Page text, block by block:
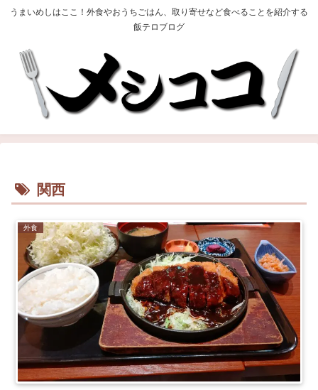
うまいめしはここ！外食やおうちごはん、取り寄せなど食べることを紹介する
飯テロブログ
関西
外食